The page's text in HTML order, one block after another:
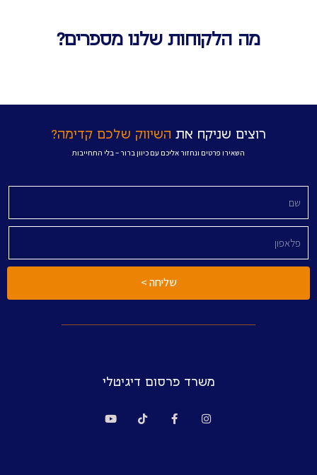
מה הלקוחות שלנו מספרים?
רוצים שניקח את השיווק שלכם קדימה?
השאירו פרטים ונחזור אליכם עם כיוון ברור – בלי התחייבות
שליחה >
משרד פרסום דיגיטלי